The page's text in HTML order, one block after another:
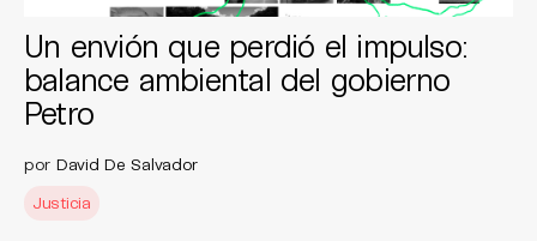
Un envión que perdió el impulso:
balance ambiental del gobierno
Petro
por David De Salvador
Justicia